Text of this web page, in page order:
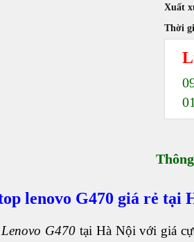
Xuất
Thời
lenovo G470 giá rẻ tại
G470 tại Hà Nội với giá